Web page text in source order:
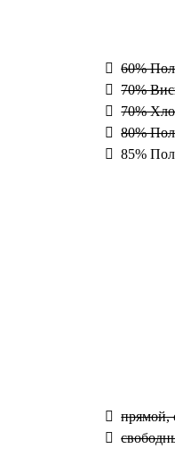
60%
70%
70%
80%
85%
прямой,